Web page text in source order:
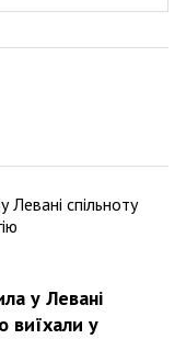
у Левані
виїхали у